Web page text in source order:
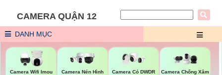
CAMERA QUẬN 12
DANH MỤC
Camera Wifi Imou
Camera Nén Hình
Camera Có DWDR
Camera Chống Xâm